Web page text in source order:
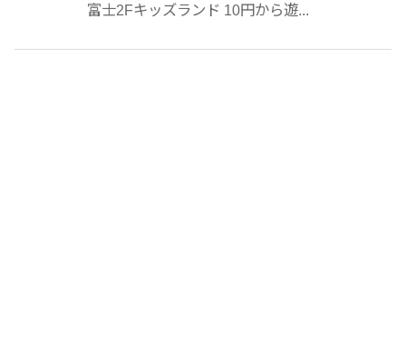
富士2Fキッズランド 10円から遊...